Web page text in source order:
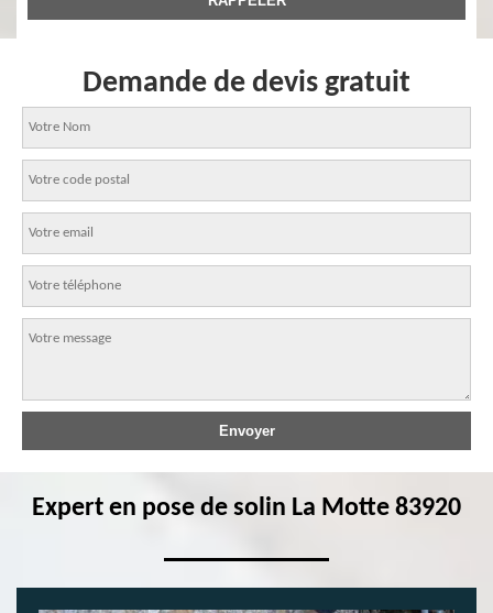
Demande de devis gratuit
Expert en pose de solin La Motte 83920